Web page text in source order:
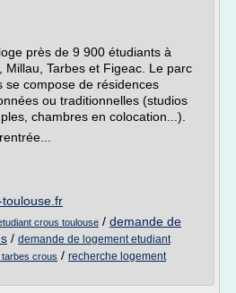
près de 9 900 étudiants à
Millau, Tarbes et Figeac. Le parc
se compose de résidences
ou traditionnelles (studios
chambres en colocation...).
toulouse.fr
crous toulouse / demande de
/ demande de logement etudiant
tarbes crous / recherche logement